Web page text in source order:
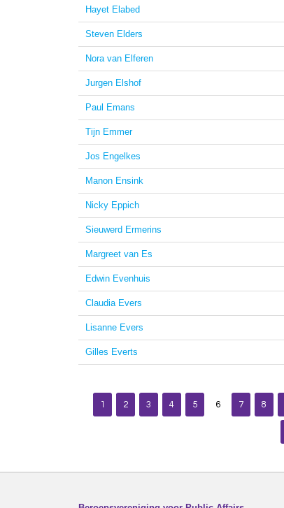
Hayet Elabed
Steven Elders
Nora van Elferen
Jurgen Elshof
Paul Emans
Tijn Emmer
Jos Engelkes
Manon Ensink
Nicky Eppich
Sieuwerd Ermerins
Margreet van Es
Edwin Evenhuis
Claudia Evers
Lisanne Evers
Gilles Everts
1 2 3 4 5 6 7 8